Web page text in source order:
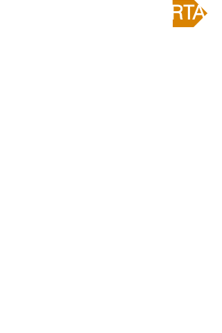
REVELA RESPUERTA